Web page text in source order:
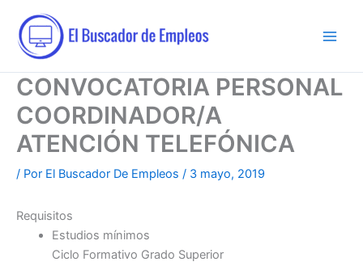
contenido
CONVOCATORIA PERSONAL
COORDINADOR/A
ATENCIÓN TELEFÓNICA
/ Por El Buscador De Empleos / 3 mayo, 2019
Requisitos
Estudios mínimos
Ciclo Formativo Grado Superior